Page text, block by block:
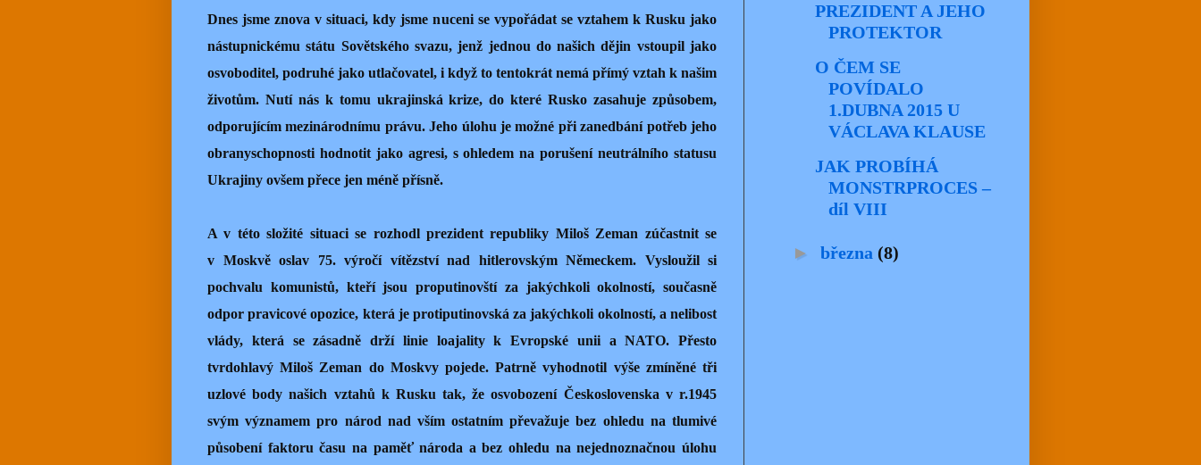
Dnes jsme znova v situaci, kdy jsme nuceni se vypořádat se vztahem k Rusku jako
nástupnickému státu Sovětského svazu, jenž jednou do našich dějin vstoupil jako
osvoboditel, podruhé jako utlačovatel, i když to tentokrát nemá přímý vztah k našim
životům. Nutí nás k tomu ukrajinská krize, do které Rusko zasahuje způsobem,
odporujícím mezinárodnímu právu. Jeho úlohu je možné při zanedbání potřeb jeho
obranyschopnosti hodnotit jako agresi, s ohledem na porušení neutrálního statusu
Ukrajiny ovšem přece jen méně přísně.
A v této složité situaci se rozhodl prezident republiky Miloš Zeman zúčastnit se
v Moskvě oslav 75. výročí vítězství nad hitlerovským Německem. Vysloužil si
pochvalu komunistů, kteří jsou proputinovští za jakýchkoli okolností, současně
odpor pravicové opozice, která je protiputinovská za jakýchkoli okolností, a nelibost
vlády, která se zásadně drží linie loajality k Evropské unii a NATO. Přesto
tvrdohlavý Miloš Zeman do Moskvy pojede. Patrně vyhodnotil výše zmíněné tři
uzlové body našich vztahů k Rusku tak, že osvobození Československa v r.1945
svým významem pro národ nad vším ostatním převažuje bez ohledu na tlumivé
působení faktoru času na paměť národa a bez ohledu na nejednoznačnou úlohu
PREZIDENT A JEHO
PROTEKTOR
O ČEM SE
POVÍDALO
1.DUBNA 2015 U
VÁCLAVA KLAUSE
JAK PROBÍHÁ
MONSTRPROCES –
díl VIII
► března (8)